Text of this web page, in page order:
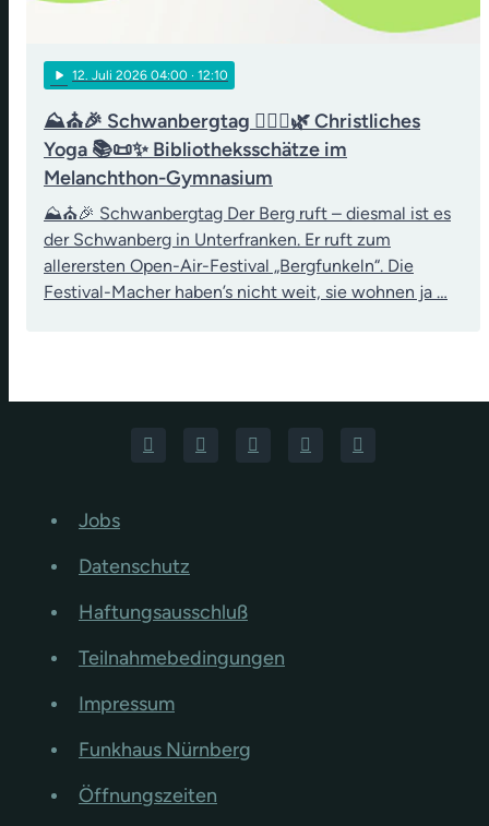
play_arrow 12. Juli 2026 04:00 · 12:10
⛰️⛪🎉 Schwanbergtag 🧘‍♀️✝️🌿 Christliches
Yoga 📚📜✨ Bibliotheksschätze im
Melanchthon-Gymnasium
⛰️⛪🎉 Schwanbergtag Der Berg ruft – diesmal ist es
der Schwanberg in Unterfranken. Er ruft zum
allerersten Open-Air-Festival „Bergfunkeln“. Die
Festival-Macher haben’s nicht weit, sie wohnen ja …
Jobs
Datenschutz
Haftungsausschluß
Teilnahmebedingungen
Impressum
Funkhaus Nürnberg
Öffnungszeiten